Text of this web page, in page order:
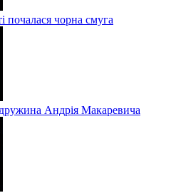
почалася чорна смуга
Андрія Макаревича